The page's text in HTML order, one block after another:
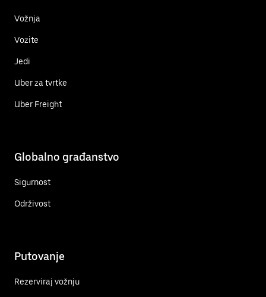
Vožnja
Vozite
Jedi
Uber za tvrtke
Uber Freight
Globalno građanstvo
Sigurnost
Održivost
Putovanje
Rezerviraj vožnju